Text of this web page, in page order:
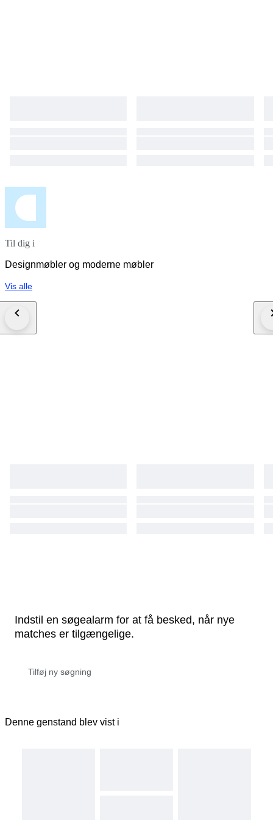
Til dig i
Designmøbler og moderne møbler
Vis alle
Indstil en søgealarm for at få besked, når nye
matches er tilgængelige.
Denne genstand blev vist i